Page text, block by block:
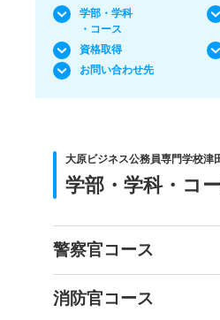
学部・学科
・コース
資格取得
お問い合わせ先
大原ビジネス公務員専門学校津
学部・学科・コ
警察官コース
消防官コース